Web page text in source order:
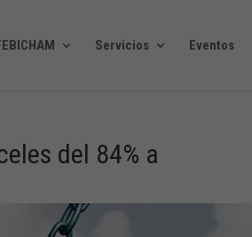
Servicios Eventos
del 84% a